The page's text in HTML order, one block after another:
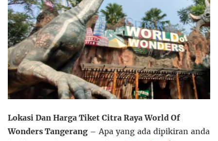
Lokasi Dan Harga Tiket Citra Raya World Of
Wonders Tangerang – Apa yang ada dipikiran anda